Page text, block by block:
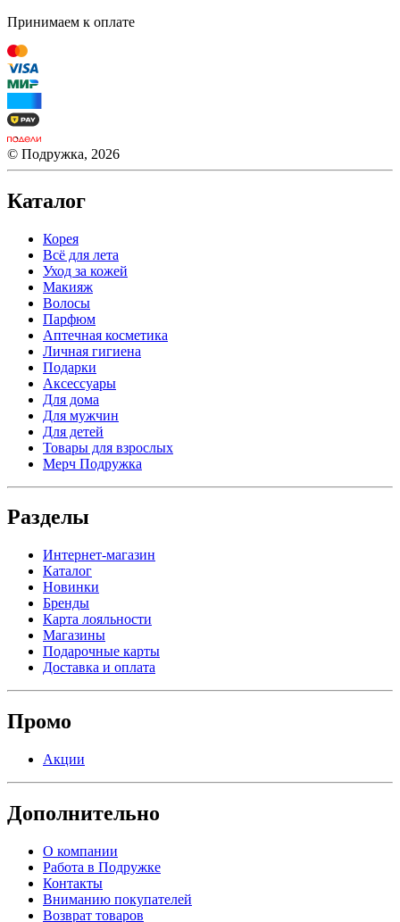
Принимаем к оплате
© Подружка, 2026
Каталог
Корея
Всё для лета
Уход за кожей
Макияж
Волосы
Парфюм
Аптечная косметика
Личная гигиена
Подарки
Аксессуары
Для дома
Для мужчин
Для детей
Товары для взрослых
Мерч Подружка
Разделы
Интернет-магазин
Каталог
Новинки
Бренды
Карта лояльности
Магазины
Подарочные карты
Доставка и оплата
Промо
Акции
Дополнительно
О компании
Работа в Подружке
Контакты
Вниманию покупателей
Возврат товаров